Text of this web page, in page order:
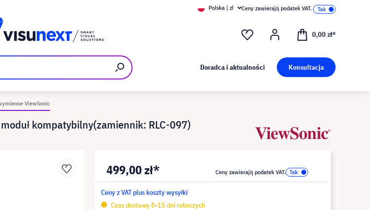
Polska | zł Ceny zawierają podatek VAT.
0,00 zł*
Doradca i aktualności Konsultacja
ViewSonic
kompatybilny(zamiennik: RLC-097)
499,00 zł* Ceny zawierają podatek VAT.
Ceny z VAT plus koszty wysyłki
Czas dostawy 8-15 dni roboczych